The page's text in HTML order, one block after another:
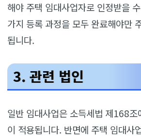
해야 주택 임대사업자로 인정받을
가지 등록 과정을 모두 완료해야만
됩니다.
3. 관련 법인
일반 임대사업은 소득세법 제168조
이 적용됩니다. 반면에 주택 임대사